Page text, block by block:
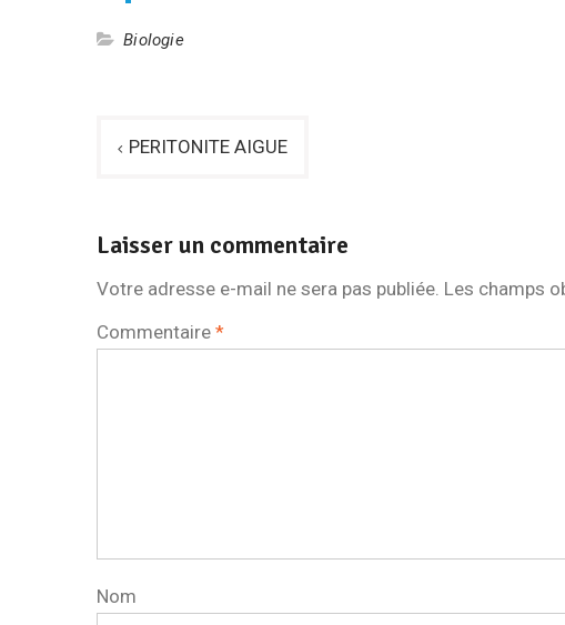
Biologie
Navigation
PERITONITE AIGUE
Laisser un commentaire
Votre adresse e-mail ne sera pas publiée. Les champs
Commentaire *
Nom